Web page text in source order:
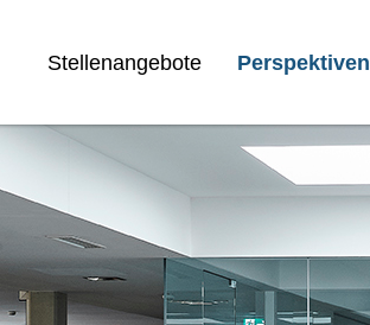
Stellenangebote Perspektiven